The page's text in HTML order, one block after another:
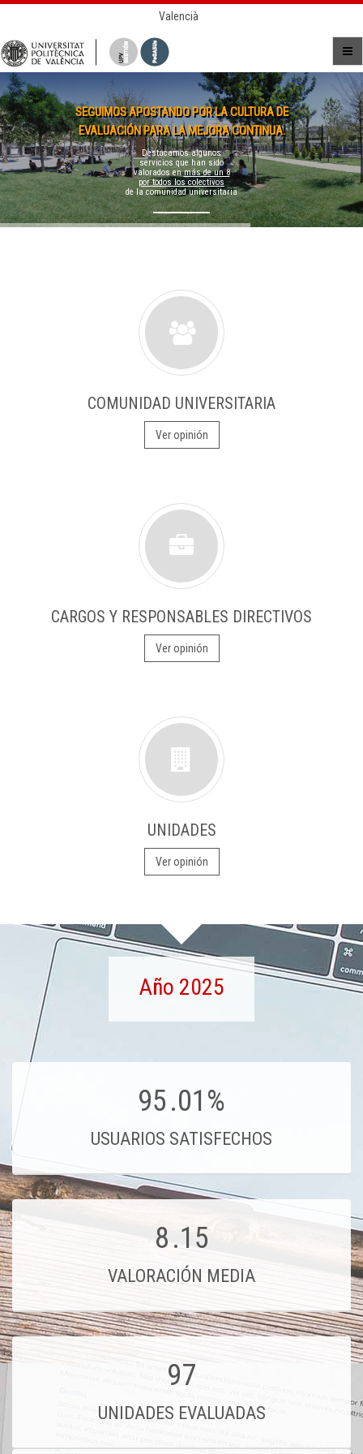
Valencià
SEGUIMOS APOSTANDO POR LA CULTURA DE
EVALUACIÓN PARA LA MEJORA CONTINUA.
Destacamos algunos
servicios que han sido
valorados enmás de un 8
por todos los colectivos
de la comunidad universitaria
COMUNIDAD UNIVERSITARIA
Ver opinión
CARGOS Y RESPONSABLES DIRECTIVOS
Ver opinión
UNIDADES
Ver opinión
Año 2025
95.01%
USUARIOS SATISFECHOS
8.15
VALORACIÓN MEDIA
97
UNIDADES EVALUADAS